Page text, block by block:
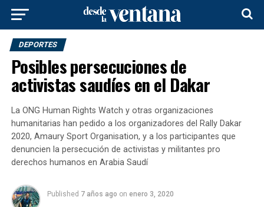
DEPORTES
Posibles persecuciones de
activistas saudíes en el Dakar
La ONG Human Rights Watch y otras organizaciones
humanitarias han pedido a los organizadores del Rally Dakar
2020, Amaury Sport Organisation, y a los participantes que
denuncien la persecución de activistas y militantes pro
derechos humanos en Arabia Saudí
Published 7 años ago on enero 3, 2020